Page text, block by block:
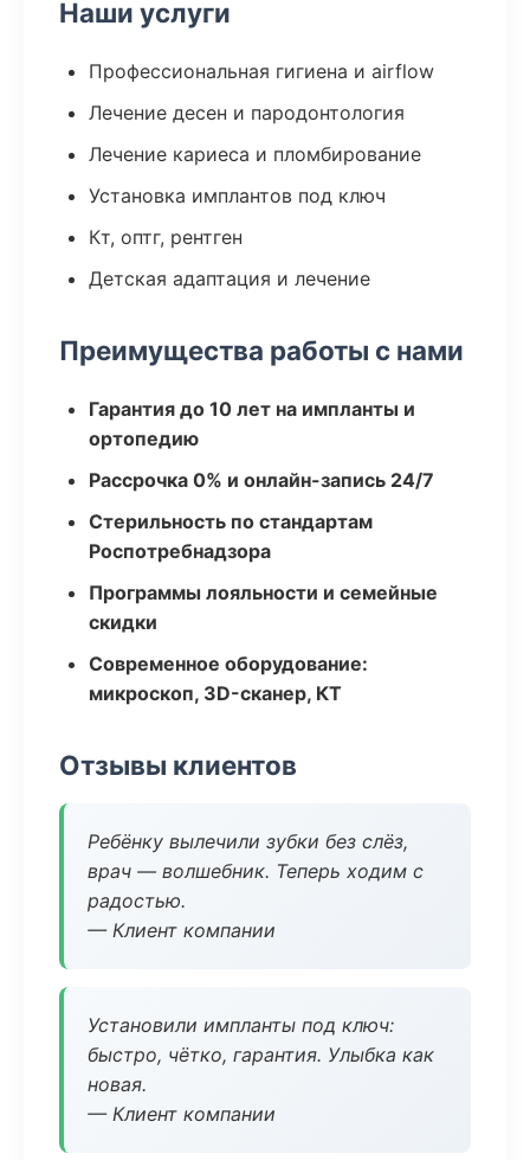
Наши услуги
Профессиональная гигиена и airflow
Лечение десен и пародонтология
Лечение кариеса и пломбирование
Установка имплантов под ключ
Кт, оптг, рентген
Детская адаптация и лечение
Преимущества работы с нами
Гарантия до 10 лет на импланты и
ортопедию
Рассрочка 0% и онлайн-запись 24/7
Стерильность по стандартам
Роспотребнадзора
Программы лояльности и семейные
скидки
Современное оборудование:
микроскоп, 3D-сканер, КТ
Отзывы клиентов
Ребёнку вылечили зубки без слёз,
врач — волшебник. Теперь ходим с
радостью.
— Клиент компании
Установили импланты под ключ:
быстро, чётко, гарантия. Улыбка как
новая.
— Клиент компании